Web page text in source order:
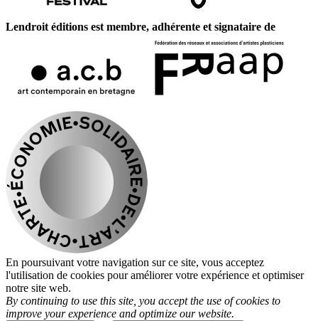
Lendroit éditions est membre, adhérente et signataire de
En poursuivant votre navigation sur ce site, vous acceptez
l'utilisation de cookies pour améliorer votre expérience et optimiser
notre site web.
By continuing to use this site, you accept the use of cookies to
improve your experience and optimize our website.